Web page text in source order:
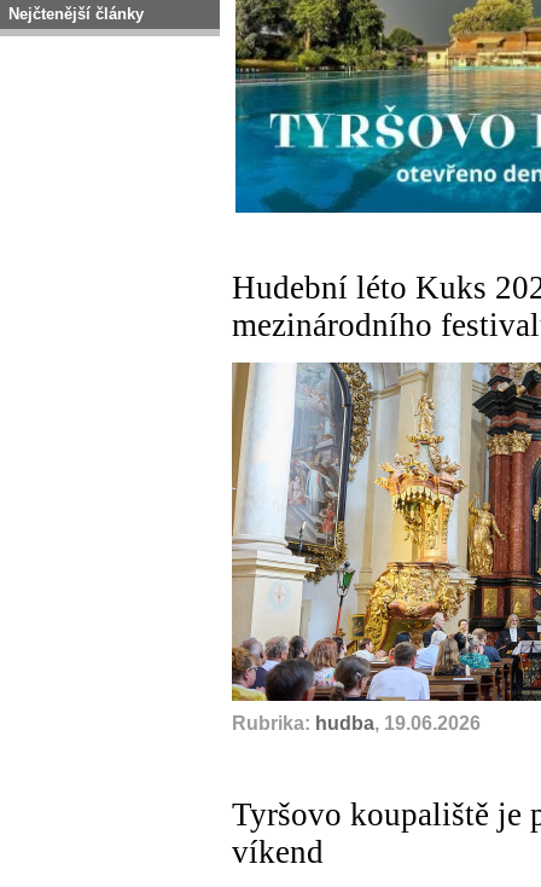
Nejčtenější články
Hudební léto Kuks
mezinárodního
Rubrika: hudba, 19.06.2026
Tyršovo koupaliště je
víkend